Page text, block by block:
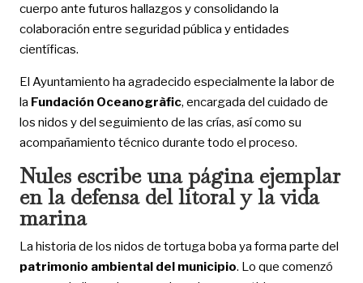
cuerpo ante futuros hallazgos y consolidando la
colaboración entre seguridad pública y entidades
científicas.
El Ayuntamiento ha agradecido especialmente la labor de
la Fundación Oceanogràfic, encargada del cuidado de
los nidos y del seguimiento de las crías, así como su
acompañamiento técnico durante todo el proceso.
Nules escribe una página ejemplar
en la defensa del litoral y la vida
marina
La historia de los nidos de tortuga boba ya forma parte del
patrimonio ambiental del municipio. Lo que comenzó